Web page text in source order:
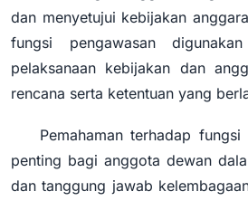
dan menyetujui kebijakan
fungsi pengawasan
pelaksanaan kebijakan dan
rencana serta ketentuan yang
Pemahaman terhadap
penting bagi anggota dewan
dan tanggung jawab